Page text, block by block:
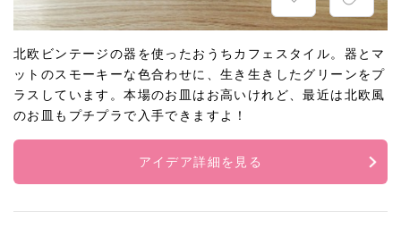
北欧ビンテージの器を使ったおうちカフェスタイル。器とマ
ットのスモーキーな色合わせに、生き生きしたグリーンをプ
ラスしています。本場のお皿はお高いけれど、最近は北欧風
のお皿もプチプラで入手できますよ！
アイデア詳細を見る